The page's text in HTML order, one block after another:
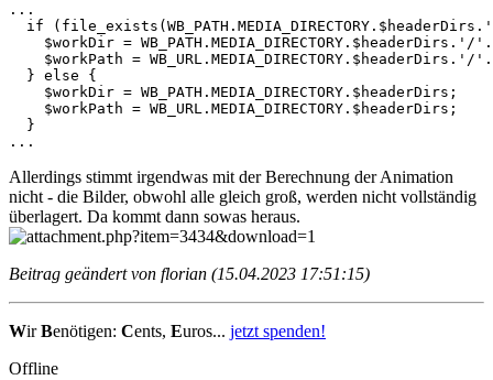
...
if
$workDir = WB_PATH.MEDIA_DIRECTORY.$headerDirs.'/
$workPath = WB_URL.MEDIA_DIRECTORY.$headerDirs.'/
  } else {
    $workDir = WB_PATH.MEDIA_DIRECTORY.$headerDirs;
    $workPath = WB_URL.MEDIA_DIRECTORY.$headerDirs;
  }
...
Allerdings stimmt irgendwas mit der Berechnung der Animation
nicht - die Bilder, obwohl alle gleich groß, werden nicht vollständig
überlagert. Da kommt dann sowas heraus.
Beitrag geändert von florian (15.04.2023 17:51:15)
WirBenötigen: Cents, Euros... jetzt spenden!
Offline